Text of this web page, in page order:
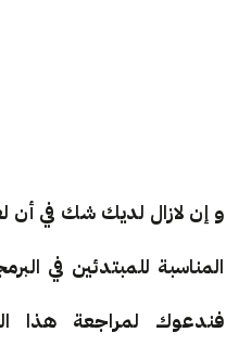
و إن لازال لديك شك في أن
المناسبة للمبتدئين في
فندعوك لمراجعة هذا